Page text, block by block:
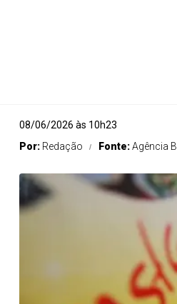
08/06/2026 às 10h23
Por: Redação Fonte:Agência